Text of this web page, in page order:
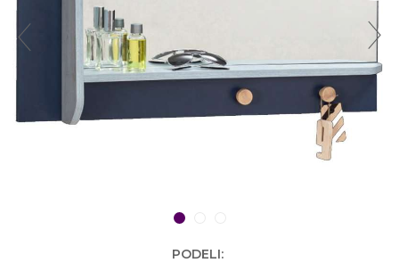
1
PODELI:
POMOĆ PRI KUPOVINI
Za više informacija, pomoć i
porudžbine
381 11 245 18 52
381 64 218 96 52
Radno vreme
Ponedeljak - Petak od
10:00 do 19:00